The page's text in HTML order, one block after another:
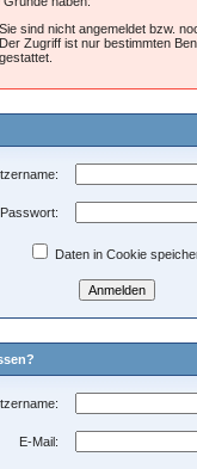
Sie sind nicht angemeldet bzw.
Der Zugriff ist nur bestimmten
gestattet.
Passwort:
Daten in Cookie
E-Mail: